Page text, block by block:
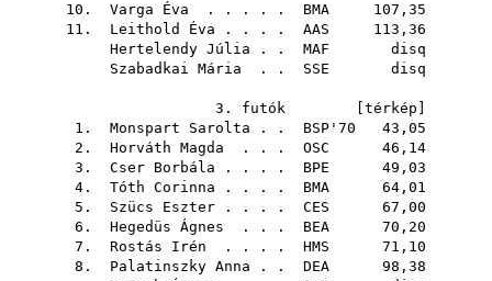
10. Varga Éva . . . . . BMA 107,35
11. Leithold Éva . . . . AAS 113,36
Hertelendy Júlia . . MAF disq
Szabadkai Mária . . SSE disq
3. futók [ térkép
1. Monspart Sarolta . . BSP'70 43,05
2. Horváth Magda . . . OSC 46,14
3. Cser Borbála . . . . BPE 49,03
4. Tóth Corinna . . . . BMA 64,01
5. Szücs Eszter . . . . CES 67,00
6. Hegedüs Ágnes . . . BEA 70,20
7. Rostás Irén . . . . HMS 71,10
8. Palatinszky Anna . . DEA 98,38